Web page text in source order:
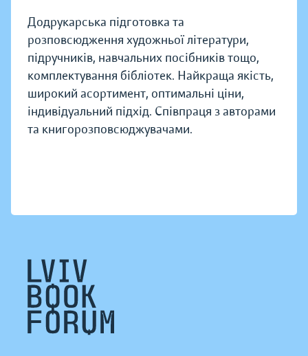
Додрукарська підготовка та
розповсюдження художньої літератури,
підручників, навчальних посібників тощо,
комплектування бібліотек. Найкраща якість,
широкий асортимент, оптимальні ціни,
індивідуальний підхід. Співпраця з авторами
та книгорозповсюджувачами.